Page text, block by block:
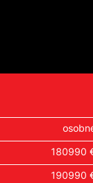
180990
190990